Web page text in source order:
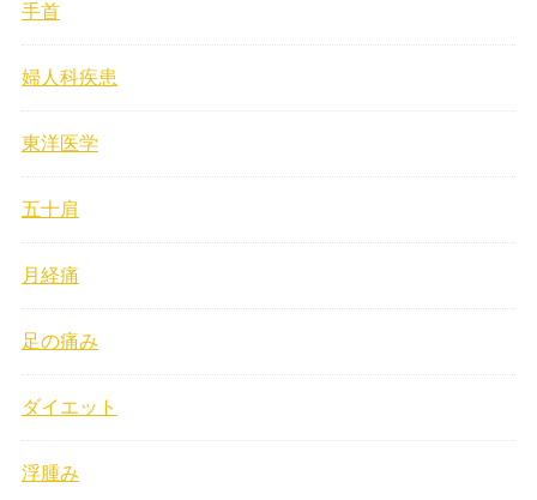
手首
婦人科疾患
東洋医学
五十肩
月経痛
足の痛み
ダイエット
浮腫み